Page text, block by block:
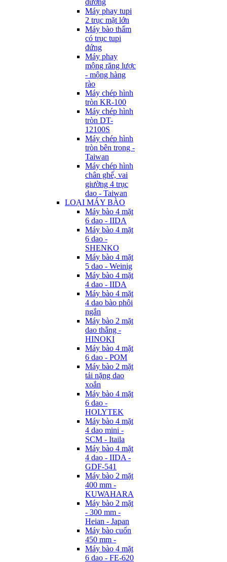
dương
Máy phay tupi
2 trục mặt lớn
Máy bào thẩm
có trục tupi
đứng
Máy phay
mộng răng lược
- mộng hàng
rào
Máy chép hình
tròn KR-100
Máy chép hình
tròn DT-
12100S
Máy chép hình
tròn bên trong -
Taiwan
Máy chép hình
chân ghế, vai
giường 4 trục
dao - Taiwan
LOẠI MÁY BÀO
Máy bào 4 mặt
6 dao - IIDA
Máy bào 4 mặt
6 dao -
SHENKO
Máy bào 4 mặt
5 dao - Weinig
Máy bào 4 mặt
4 dao - IIDA
Máy bào 4 mặt
4 dao bào phôi
ngắn
Máy bào 2 mặt
dao thẳng -
HINOKI
Máy bào 4 mặt
6 dao - POM
Máy bào 2 mặt
tải nặng dao
xoắn
Máy bào 4 mặt
6 dao -
HOLYTEK
Máy bào 4 mặt
4 dao mini -
SCM - Itaila
Máy bào 4 mặt
4 dao - IIDA -
GDF-541
Máy bào 2 mặt
400 mm -
KUWAHARA
Máy bào 2 mặt
- 300 mm -
Heian - Japan
Máy bào cuốn
450 mm -
Máy bào 4 mặt
6 dao - FE-620